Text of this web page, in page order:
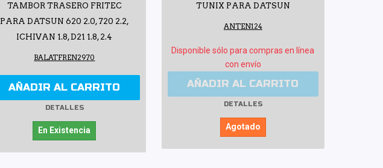
TAMBOR TRASERO FRITEC
PARA DATSUN 620 2.0, 720 2.2,
ICHIVAN 1.8, D21 1.8, 2.4
BALATFREN2970
AÑADIR AL CARRITO
DETALLES
En Existencia
TUNIX PARA DATSUN
ANTEN124
Disponible sólo para compras en línea
con envío
AÑADIR AL CARRITO
DETALLES
Agotado